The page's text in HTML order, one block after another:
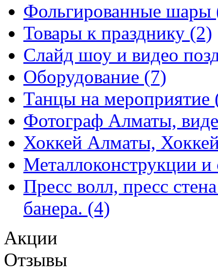
Фольгированные шары
Товары к празднику (2)
Слайд шоу и видео
Оборудование (7)
Танцы на мероприятие
Фотограф Алматы,
Хоккей Алматы,
Металлоконструкции и
Пресс волл, пресс
банера. (4)
Акции
Отзывы